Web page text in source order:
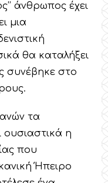
άνθρωπος έχει
μια
θα καταλήξει
συνέβηκε στο
τα
ουσιαστικά η
που
Ήπειρο